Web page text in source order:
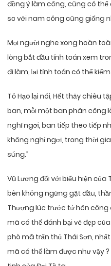
đồng ý làm công, cũng có
so với nam công cũng giống
Mọi người nghe xong hoàn
lòng bắt đầu tính toán xem
đi làm, lại tính toán có thể
Tô Hạo lại nói, Hết thảy chiêu
ban, mỗi một ban phân công
nghỉ ngơi, ban tiếp theo tiếp
không nghỉ ngơi, trong thời
súng.”
Vũ Lương đối với biểu hiện
bên không ngừng gật đầu,
Thượng lúc trước tứ hôn
mã có thể đánh bại vẻ đẹp
phò mã trấn thủ Thái Sơn,
mã có thể làm được như vậy